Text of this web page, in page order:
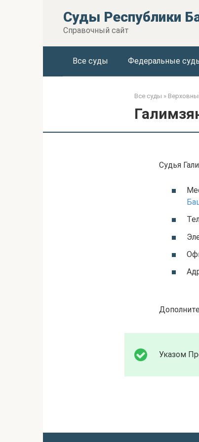
Суды Республики
Справочный сайт
Все суды Федеральные
Все суды »
Судья
Указом